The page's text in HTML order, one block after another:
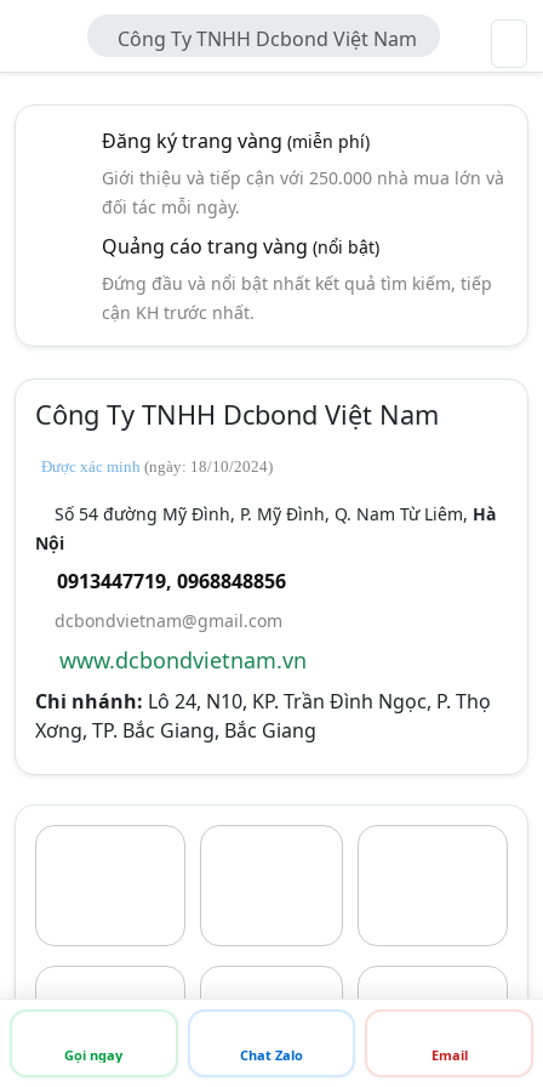
Công Ty TNHH Dcbond Việt Nam
Đăng ký trang vàng (miễn phí)
Giới thiệu và tiếp cận với 250.000 nhà mua lớn và
đối tác mỗi ngày.
Quảng cáo trang vàng (nổi bật)
Đứng đầu và nổi bật nhất kết quả tìm kiếm, tiếp
cận KH trước nhất.
Công Ty TNHH Dcbond Việt Nam
Được xác minh (ngày: 18/10/2024)
Số 54 đường Mỹ Đình, P. Mỹ Đình, Q. Nam Từ Liêm, Hà
Nội
0913447719, 0968848856
dcbondvietnam@gmail.com
www.dcbondvietnam.vn
Chi nhánh: Lô 24, N10, KP. Trần Đình Ngọc, P. Thọ
Xơng, TP. Bắc Giang, Bắc Giang
Gọi ngay Chat Zalo Email